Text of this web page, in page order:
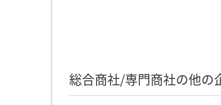
総合商社/専門商社の他の